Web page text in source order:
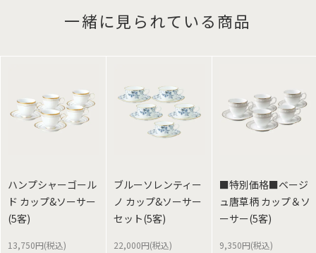
一緒に見られている商品
ハンプシャーゴール
ド カップ&ソーサー
(5客)
13,750円(税込)
ブルーソレンティー
ノ カップ&ソーサー
セット(5客)
22,000円(税込)
■特別価格■ベージ
ュ唐草柄 カップ＆ソ
ーサー(5客)
9,350円(税込)